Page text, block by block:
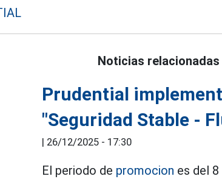
Noticias relacionadas
Prudential
"Seguridad Stable -
26/12/2025 - 17:30
El periodo de promocion es del